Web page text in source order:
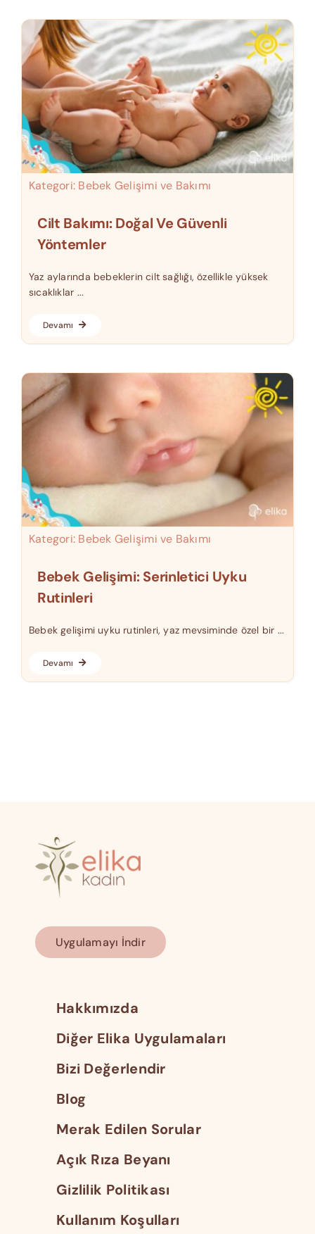
Kategori: Bebek Gelişimi ve Bakımı
Cilt Bakımı: Doğal Ve Güvenli
Yöntemler
Yaz aylarında bebeklerin cilt sağlığı, özellikle yüksek
sıcaklıklar ...
Devamı
Kategori: Bebek Gelişimi ve Bakımı
Bebek Gelişimi: Serinletici Uyku
Rutinleri
Bebek gelişimi uyku rutinleri, yaz mevsiminde özel bir ...
Devamı
Uygulamayı İndir
Hakkımızda
Diğer Elika Uygulamaları
Bizi Değerlendir
Blog
Merak Edilen Sorular
Açık Rıza Beyanı
Gizlilik Politikası
Kullanım Koşulları